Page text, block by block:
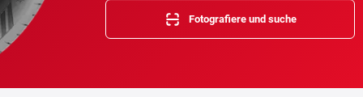
Fotografiere und suche